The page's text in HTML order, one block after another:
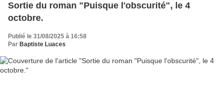
Sortie du roman "Puisque l'obscurité", le 4
octobre.
Publié le 31/08/2025 à 16:58
Par Baptiste Luaces